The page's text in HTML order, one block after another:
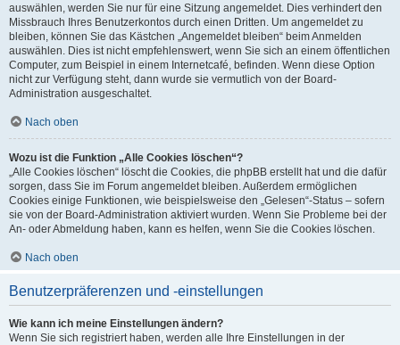
auswählen, werden Sie nur für eine Sitzung angemeldet. Dies verhindert den
Missbrauch Ihres Benutzerkontos durch einen Dritten. Um angemeldet zu
bleiben, können Sie das Kästchen „Angemeldet bleiben“ beim Anmelden
auswählen. Dies ist nicht empfehlenswert, wenn Sie sich an einem öffentlichen
Computer, zum Beispiel in einem Internetcafé, befinden. Wenn diese Option
nicht zur Verfügung steht, dann wurde sie vermutlich von der Board-
Administration ausgeschaltet.
Nach oben
Wozu ist die Funktion „Alle Cookies löschen“?
„Alle Cookies löschen“ löscht die Cookies, die phpBB erstellt hat und die dafür
sorgen, dass Sie im Forum angemeldet bleiben. Außerdem ermöglichen
Cookies einige Funktionen, wie beispielsweise den „Gelesen“-Status – sofern
sie von der Board-Administration aktiviert wurden. Wenn Sie Probleme bei der
An- oder Abmeldung haben, kann es helfen, wenn Sie die Cookies löschen.
Nach oben
Benutzerpräferenzen und -einstellungen
Wie kann ich meine Einstellungen ändern?
Wenn Sie sich registriert haben, werden alle Ihre Einstellungen in der